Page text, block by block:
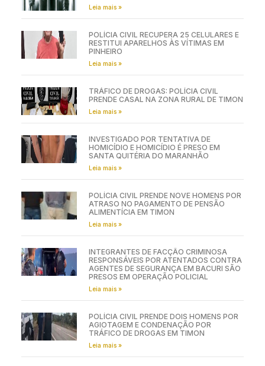
Leia mais »
POLÍCIA CIVIL RECUPERA 25 CELULARES E
RESTITUI APARELHOS ÀS VÍTIMAS EM
PINHEIRO
Leia mais »
TRÁFICO DE DROGAS: POLÍCIA CIVIL
PRENDE CASAL NA ZONA RURAL DE TIMON
Leia mais »
INVESTIGADO POR TENTATIVA DE
HOMICÍDIO E HOMICÍDIO É PRESO EM
SANTA QUITÉRIA DO MARANHÃO
Leia mais »
POLÍCIA CIVIL PRENDE NOVE HOMENS POR
ATRASO NO PAGAMENTO DE PENSÃO
ALIMENTÍCIA EM TIMON
Leia mais »
INTEGRANTES DE FACÇÃO CRIMINOSA
RESPONSÁVEIS POR ATENTADOS CONTRA
AGENTES DE SEGURANÇA EM BACURI SÃO
PRESOS EM OPERAÇÃO POLICIAL
Leia mais »
POLÍCIA CIVIL PRENDE DOIS HOMENS POR
AGIOTAGEM E CONDENAÇÃO POR
TRÁFICO DE DROGAS EM TIMON
Leia mais »